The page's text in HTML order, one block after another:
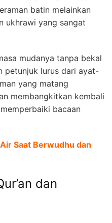
batin melainkan
ukhrawi yang sangat
mudanya tanpa bekal
petunjuk lurus dari ayat-
yang matang
membangkitkan kembali
bacaan
Saat Berwudhu dan
dan